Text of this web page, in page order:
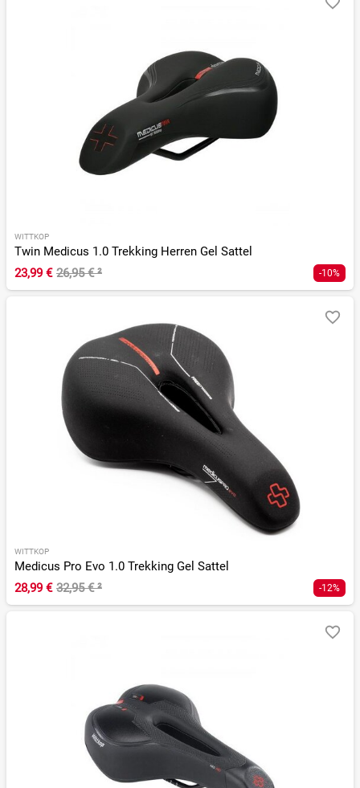
WITTKOP
Twin Medicus 1.0 Trekking Herren Gel Sattel
23,99 € 26,95 €² -10%
WITTKOP
Medicus Pro Evo 1.0 Trekking Gel Sattel
28,99 € 32,95 €² -12%